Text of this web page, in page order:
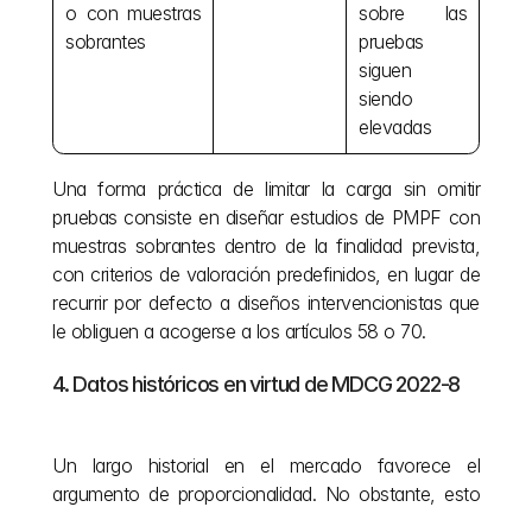
o con muestras
sobrantes
sobre las
pruebas
siguen
siendo
elevadas
Una forma práctica de limitar la carga sin omitir
pruebas consiste en diseñar estudios de PMPF con
muestras sobrantes dentro de la finalidad prevista,
con criterios de valoración predefinidos, en lugar de
recurrir por defecto a diseños intervencionistas que
le obliguen a acogerse a los artículos 58 o 70.
4. Datos históricos en virtud de MDCG 2022-8
Un largo historial en el mercado favorece el
argumento de proporcionalidad. No obstante, esto